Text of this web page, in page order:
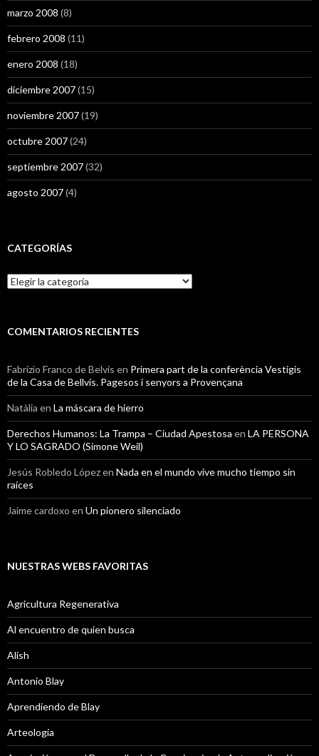
marzo 2008 (8)
febrero 2008 (11)
enero 2008 (18)
diciembre 2007(15)
noviembre 2007(19)
octubre 2007(24)
septiembre 2007(32)
agosto 2007(4)
CATEGORÍAS
Categorías
COMENTARIOS RECIENTES
Fabrizio Franco de Belvis en Primera part de la conferència Vestigis
de la Casa de Bellvís. Pagesos i senyors a Provençana
Natàlia en La máscara de hierro
Derechos Humanos: La Trampa – Ciudad Apestosa en LA PERSONA
Y LO SAGRADO (Simone Weil)
Jesús Robledo Lópezen Nada en el mundo vive mucho tiempo sin
raíces
Jaime cardoxo en Un pionero silenciado
NUESTRAS WEBS FAVORITAS
Agricultura Regenerativa
Al encuentro de quien busca
Alish
Antonio Blay
Aprendiendo de Blay
Arteología